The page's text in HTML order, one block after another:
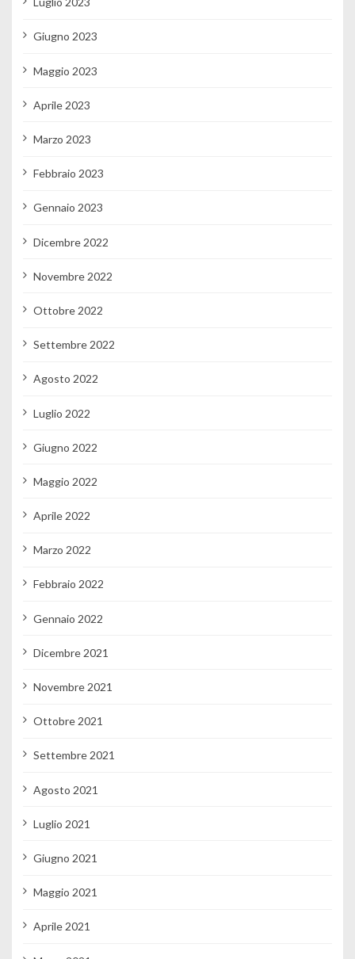
Giugno 2023
Maggio 2023
Aprile 2023
Marzo 2023
Febbraio 2023
Gennaio 2023
Dicembre 2022
Novembre 2022
Ottobre 2022
Settembre 2022
Agosto 2022
Luglio 2022
Giugno 2022
Maggio 2022
Aprile 2022
Marzo 2022
Febbraio 2022
Gennaio 2022
Dicembre 2021
Novembre 2021
Ottobre 2021
Settembre 2021
Agosto 2021
Luglio 2021
Giugno 2021
Maggio 2021
Aprile 2021